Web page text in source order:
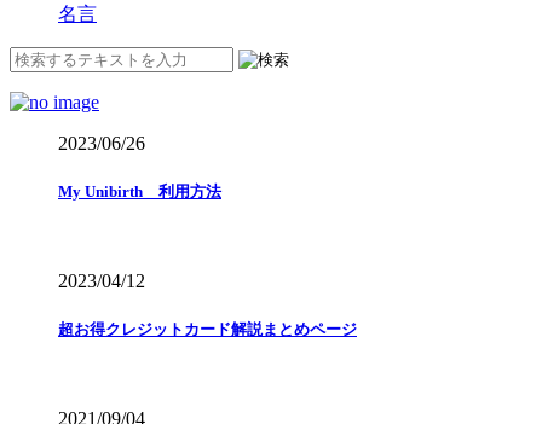
名言
2023/06/26
My Unibirth 利用方法
2023/04/12
超お得クレジットカード解説まとめページ
2021/09/04